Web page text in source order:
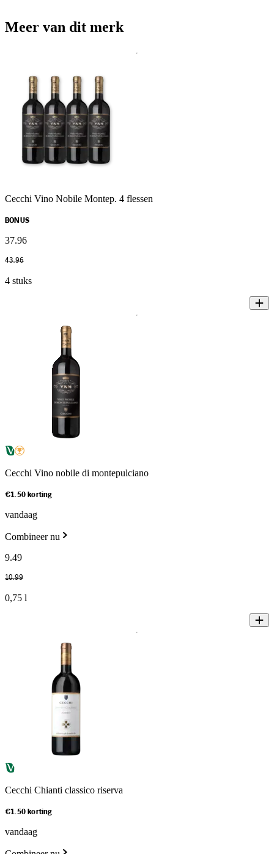
Meer van dit merk
Cecchi Vino Nobile Montep. 4 flessen
BONUS
37.96
43.96
4 stuks
Cecchi Vino nobile di montepulciano
€1.50 korting
vandaag
Combineer nu
9.49
10.99
0,75 l
Cecchi Chianti classico riserva
€1.50 korting
vandaag